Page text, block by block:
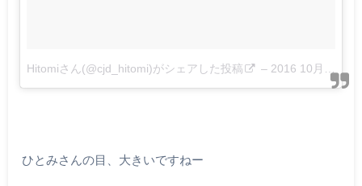
Hitomiさん(@cjd_hitomi)がシェアした投稿 – 2016 10月 23 7:47午後 PDT
ひとみさんの目、大きいですねー